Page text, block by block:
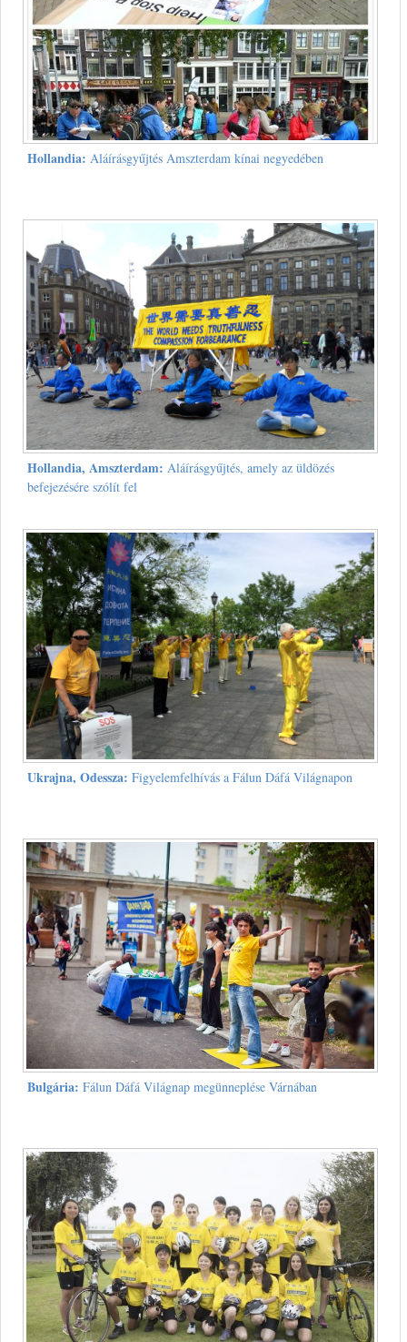
Hollandia: Aláírásgyűjtés Amszterdam kínai negyedében
Hollandia, Amszterdam: Aláírásgyűjtés, amely az üldözés
befejezésére szólít fel
Ukrajna, Odessza: Figyelemfelhívás a Fálun Dáfá Világnapon
Bulgária: Fálun Dáfá Világnap megünneplése Várnában